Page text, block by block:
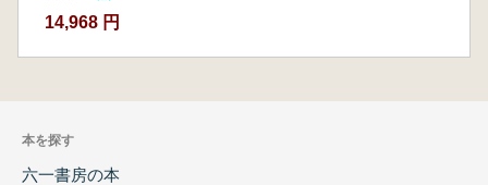
14,968 円
本を探す
六一書房の本